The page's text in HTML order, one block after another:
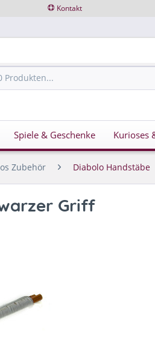
Kontakt
Spiele & Geschenke Kurioses
Zubehör Diabolo Handstäbe
Griff